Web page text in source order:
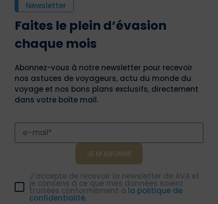
Newsletter
Faites le plein d’évasion
chaque mois
Abonnez-vous à notre newsletter pour recevoir
nos astuces de voyageurs, actu du monde du
voyage et nos bons plans exclusifs, directement
dans votre boîte mail.
J’accepte de recevoir la newsletter de AVA et
je consens à ce que mes données soient
traitées conformément à la politique de
confidentialité.